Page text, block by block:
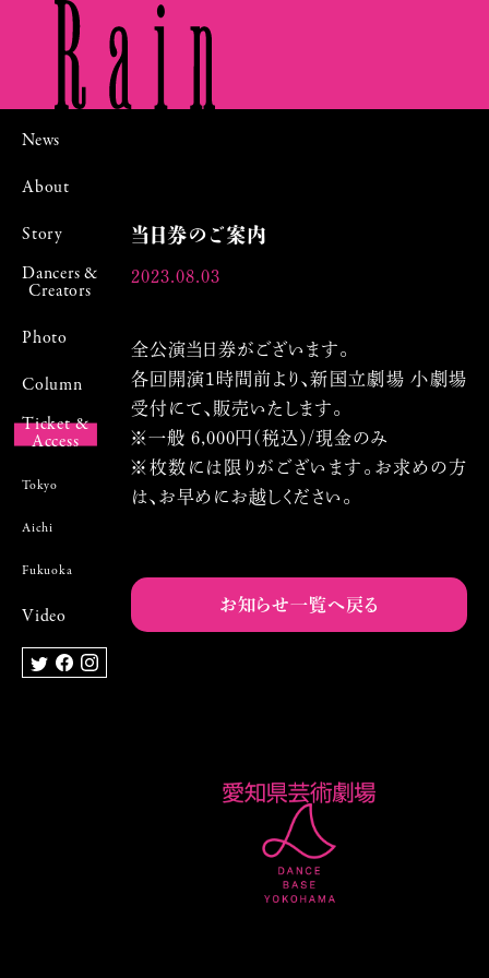
News
About
Story
Dancers &
Creators
Photo
Column
Ticket &
Access
Tokyo
Aichi
Fukuoka
Video
当日券のご案内
2023.08.03
全公演当日券がございます。
各回開演1時間前より、新国立劇場 小劇場
受付にて、販売いたします。
※一般 6,000円(税込)/現金のみ
※枚数には限りがございます。お求めの方
は、お早めにお越しください。
お知らせ一覧へ戻る